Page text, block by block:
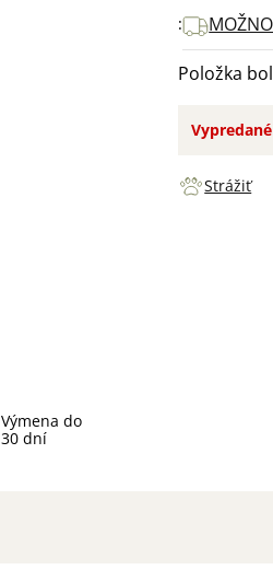
Vypredané
Položka
Strážiť
Výmena do
30 dní